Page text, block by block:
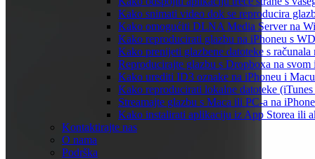
Kako snimati video dok se reproducira
Kako omogućiti DLNA Media Server na
Kako reproducirati glazbu na iPhoneu s
Kako prenijeti glazbene datoteke s
Reproducirajte glazbu s Dropboxa na
Kako urediti ID3 oznake na iPhoneu i Macu
Kako reproducirati lokalne datoteke
Streamajte glazbu s Maca ili PC-a na
Kako instalirati aplikaciju iz App Storea ili
Kontaktirajte nas
O nama
Podrška